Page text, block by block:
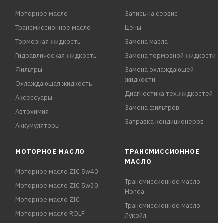
Моторное масло
Трансмиссионное масло
Тормозная жидкость
Гидравлическая жидкость
Фильтры
Охлаждающая жидкость
Аксессуары
Автохимия
Аккумуляторы
Запись на сервис
Цены
Замена масла
Замена тормозной жидкости
Замена охлаждающей
жидкости
Диагностика тех.жидкостей
Замена фильтров
Заправка кондиционеров
МОТОРНОЕ МАСЛО
Моторное масло ZIC 5w40
Моторное масло ZIC 5w30
Моторное масло ZIC
Моторное масло ROLF
ТРАНСМИССИОННОЕ
МАСЛО
Трансмиссионное масло
Honda
Трансмиссионное масло
Лукойл